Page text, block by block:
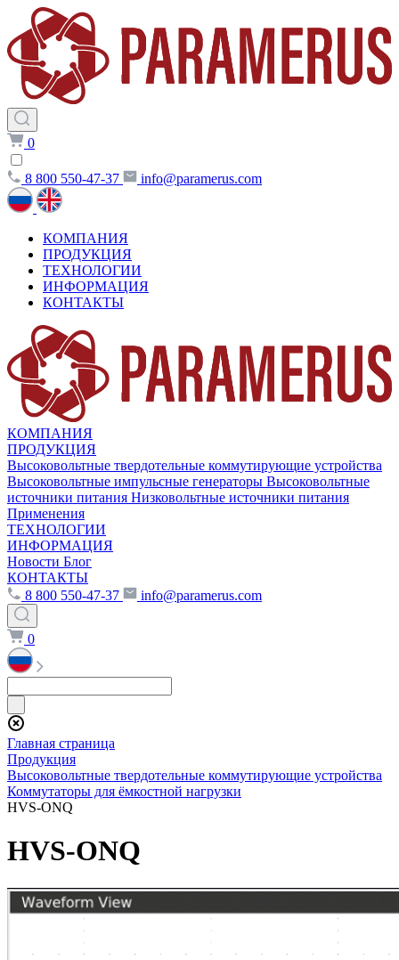
0
8 800 550-47-37 info@paramerus.com
КОМПАНИЯ
ПРОДУКЦИЯ
ТЕХНОЛОГИИ
ИНФОРМАЦИЯ
КОНТАКТЫ
КОМПАНИЯ
ПРОДУКЦИЯ
Высоковольтные твердотельные коммутирующие устройства
Высоковольтные импульсные генераторы Высоковольтные
источники питания Низковольтные источники питания
Применения
ТЕХНОЛОГИИ
ИНФОРМАЦИЯ
Новости Блог
КОНТАКТЫ
8 800 550-47-37
info@paramerus.com
0
Главная страница
Продукция
Высоковольтные твердотельные коммутирующие устройства
Коммутаторы для ёмкостной нагрузки
HVS-ONQ
HVS-ONQ